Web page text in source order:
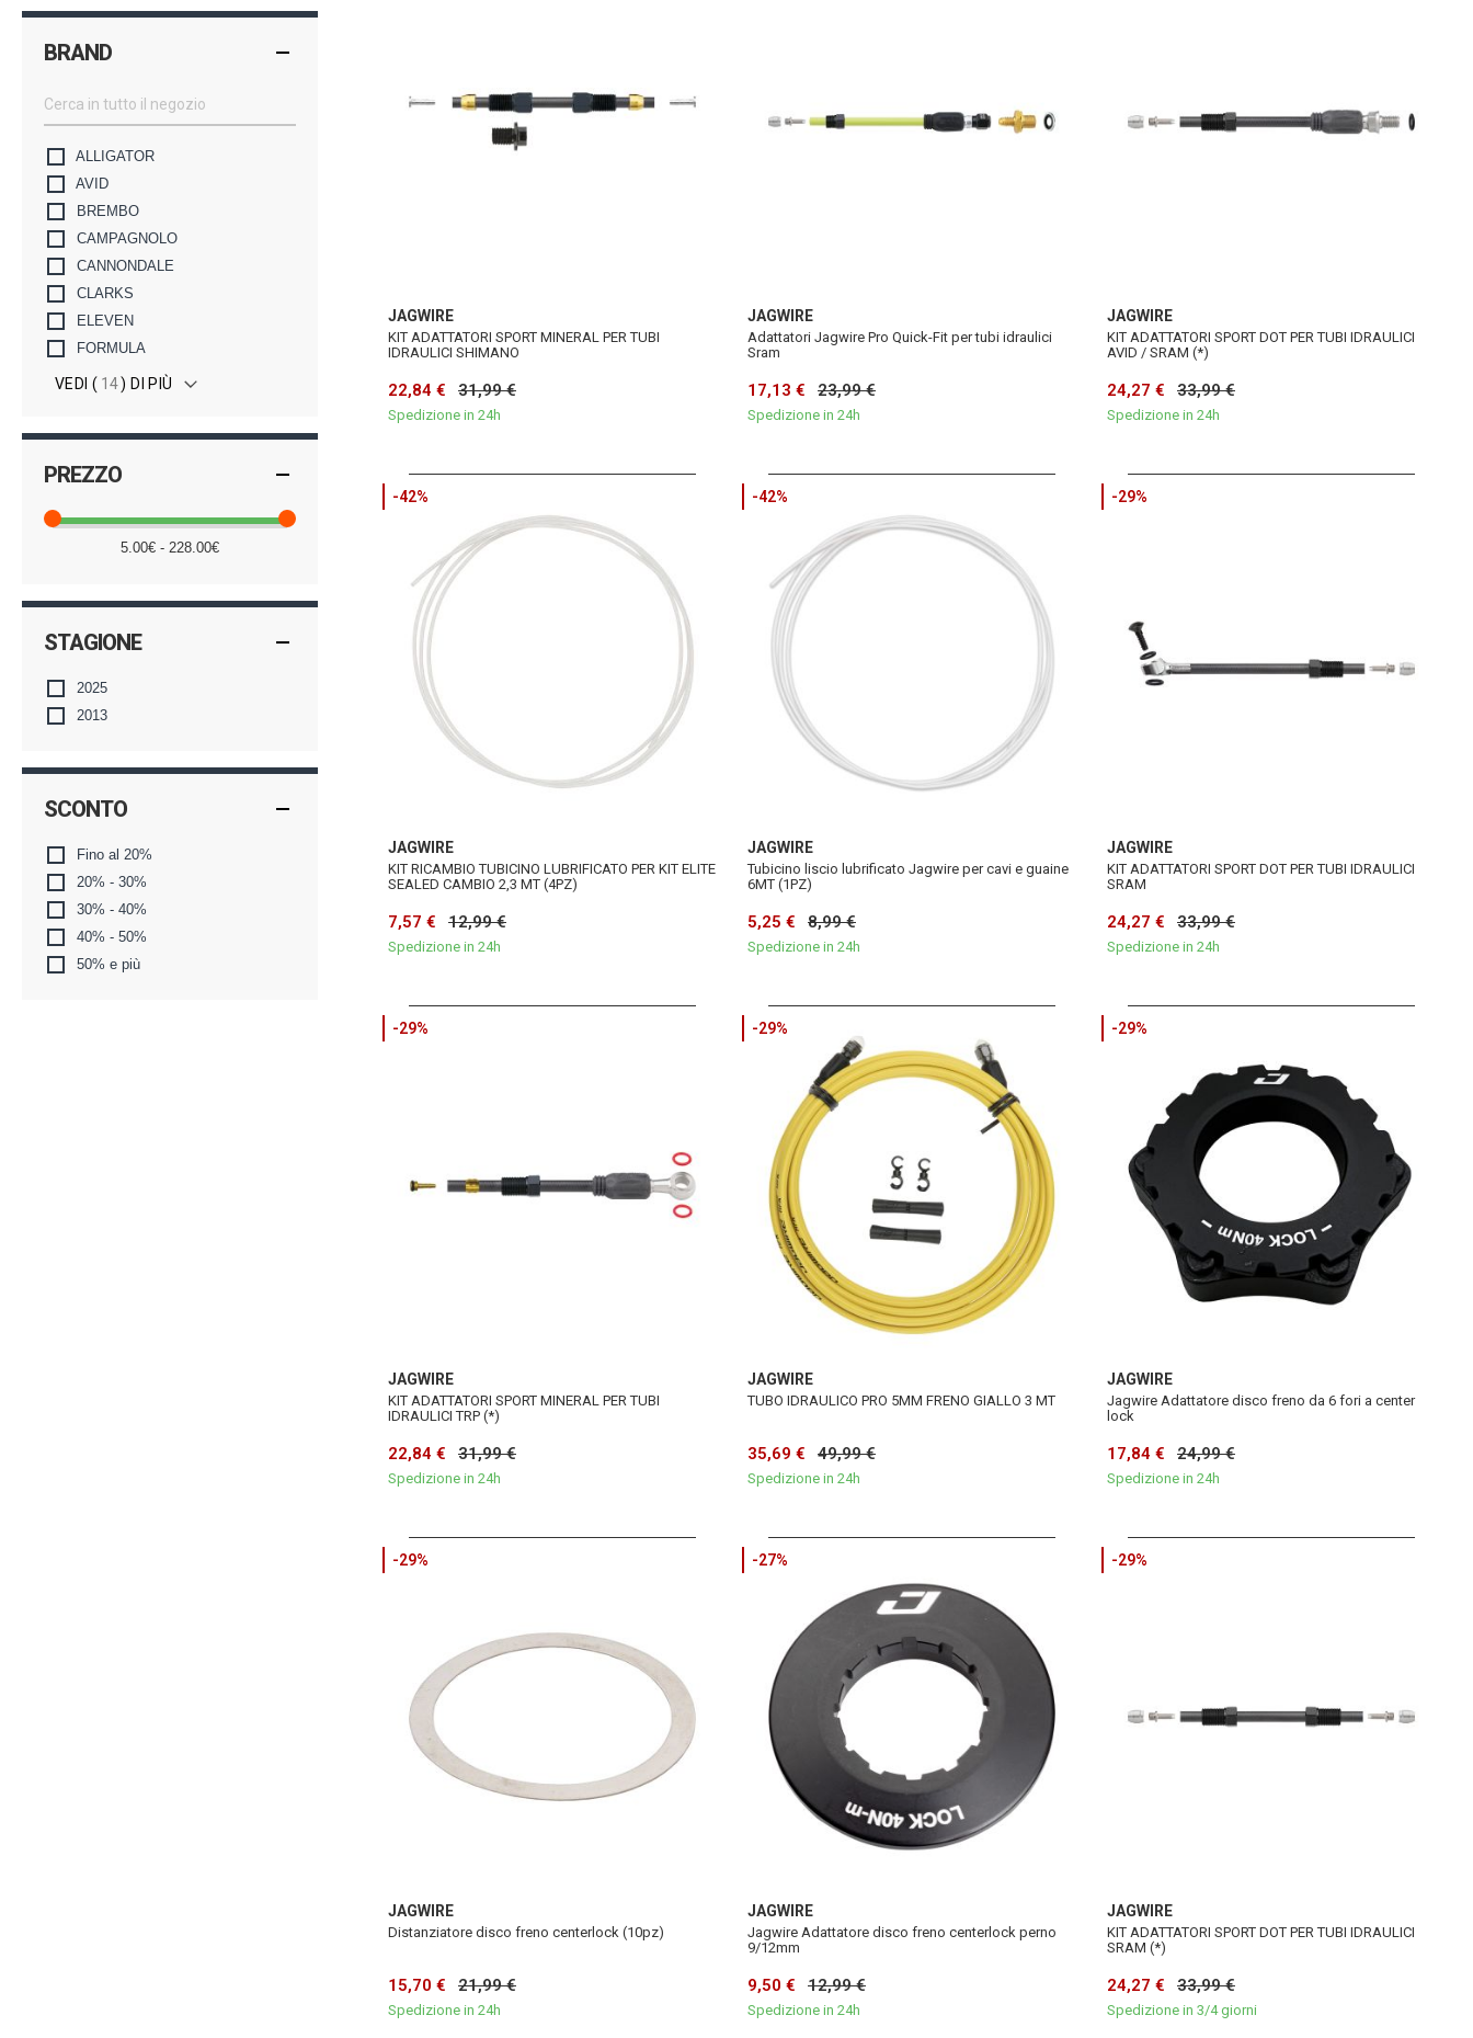
JAGWIRE
KIT ADATTATORI SPORT MINERAL PER TUBI
IDRAULICI SHIMANO
22,84 € 31,99 €
Spedizione in 24h
JAGWIRE
Adattatori Jagwire Pro Quick-Fit per tubi idraulici
Sram
17,13 € 23,99 €
Spedizione in 24h
JAGWIRE
KIT ADATTATORI SPORT DOT PER TUBI IDRAULICI
AVID / SRAM (*)
24,27 € 33,99 €
Spedizione in 24h
-42%
JAGWIRE
KIT RICAMBIO TUBICINO LUBRIFICATO PER KIT ELITE
SEALED CAMBIO 2,3 MT (4PZ)
7,57 € 12,99 €
Spedizione in 24h
-42%
JAGWIRE
Tubicino liscio lubrificato Jagwire per cavi e guaine
6MT (1PZ)
5,25 € 8,99 €
Spedizione in 24h
-29%
JAGWIRE
KIT ADATTATORI SPORT DOT PER TUBI IDRAULICI
SRAM
24,27 € 33,99 €
Spedizione in 24h
-29%
JAGWIRE
KIT ADATTATORI SPORT MINERAL PER TUBI
IDRAULICI TRP (*)
22,84 € 31,99 €
Spedizione in 24h
-29%
JAGWIRE
TUBO IDRAULICO PRO 5MM FRENO GIALLO 3 MT
35,69 € 49,99 €
Spedizione in 24h
-29%
JAGWIRE
Jagwire Adattatore disco freno da 6 fori a center
lock
17,84 € 24,99 €
Spedizione in 24h
-29%
JAGWIRE
Distanziatore disco freno centerlock (10pz)
15,70 € 21,99 €
Spedizione in 24h
-27%
JAGWIRE
Jagwire Adattatore disco freno centerlock perno
9/12mm
9,50 € 12,99 €
Spedizione in 24h
-29%
JAGWIRE
KIT ADATTATORI SPORT DOT PER TUBI IDRAULICI
SRAM (*)
24,27 € 33,99 €
Spedizione in 3/4 giorni
BRAND
ALLIGATOR
AVID
BREMBO
CAMPAGNOLO
CANNONDALE
CLARKS
ELEVEN
FORMULA
VEDI ( 14) DI PIÙ
PREZZO
5.00€ - 228.00€
STAGIONE
2025
2013
SCONTO
Fino al 20%
20% - 30%
30% - 40%
40% - 50%
50% e più